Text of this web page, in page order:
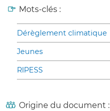
Mots-clés :
Dérèglement climatique
Jeunes
RIPESS
Origine du document :